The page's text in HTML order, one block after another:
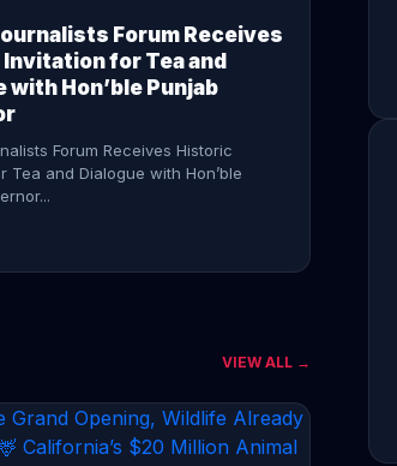
Forum Receives
for Tea and
with Hon’ble Punjab
Forum Receives Historic
Tea and Dialogue with Hon’ble
VIEW ALL →